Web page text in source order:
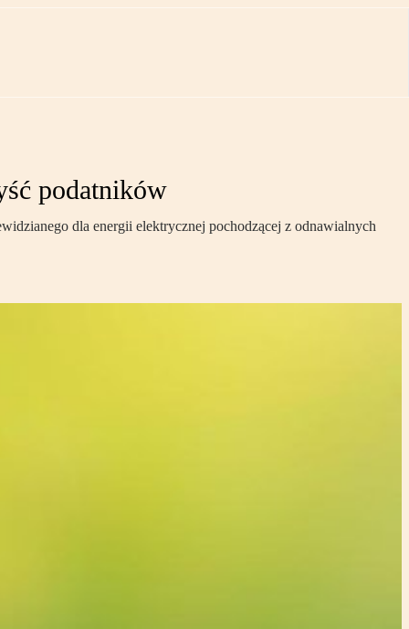
podatników
dla energii elektrycznej pochodzącej z odnawialnych